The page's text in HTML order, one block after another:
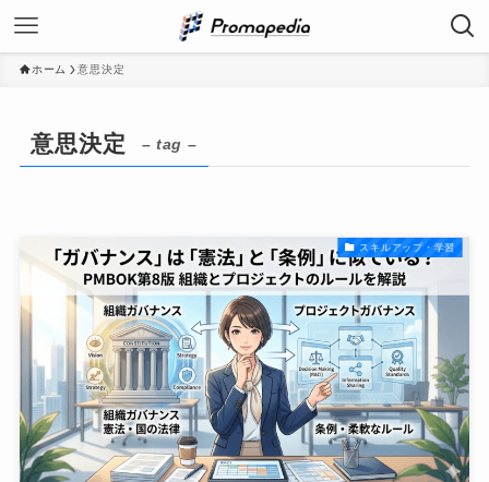
ホーム 意思決定
意思決定 – tag –
スキルアップ・学習